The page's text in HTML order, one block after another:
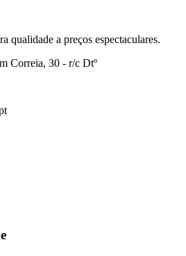
qualidade a preços espectaculares.
Correia, 30 - r/c Dtº